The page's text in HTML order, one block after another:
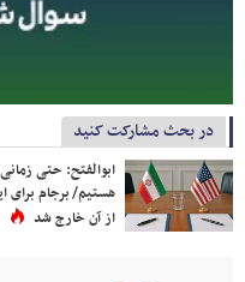
در بحث مشارکت کنید
ابوالفتح: حتی
هستیم/ برجام برای
از آن خارج شد